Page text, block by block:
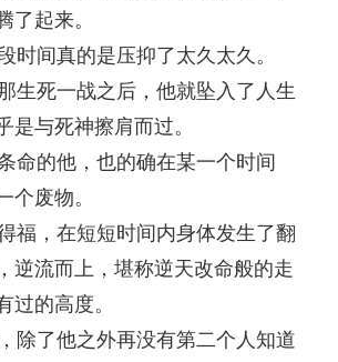
了起来。
间真的是压抑了太久太久。
生死一战之后，他就坠入了人生
是与死神擦肩而过。
命的他，也的确在某一个时间
个废物。
福，在短短时间内身体发生了翻
逆流而上，堪称逆天改命般的走
过的高度。
除了他之外再没有第二个人知道